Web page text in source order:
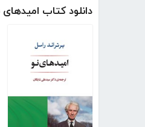
دانلود کتاب امیدهای